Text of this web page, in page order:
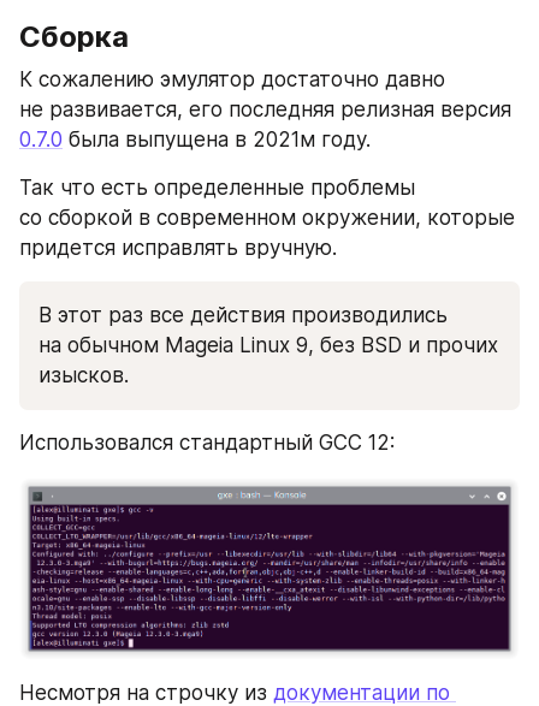
Сборка
К сожалению эмулятор достаточно давно
0.7.0 была выпущена в 2021м году.
Так что есть определенные проблемы
со сборкой в современном окружении, которые
придется исправлять вручную.
В этот раз все действия производились
на обычном Mageia Linux 9, без BSD и прочих
изысков.
Использовался стандартный GCC 12:
Несмотря на строчку из документации по